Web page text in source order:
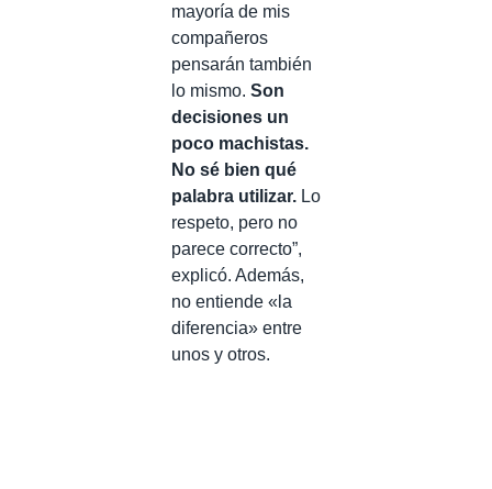
mayoría de mis
compañeros
pensarán también
lo mismo. Son
decisiones un
poco machistas.
No sé bien qué
palabra utilizar. Lo
respeto, pero no
parece correcto”,
explicó. Además,
no entiende «la
diferencia» entre
unos y otros.